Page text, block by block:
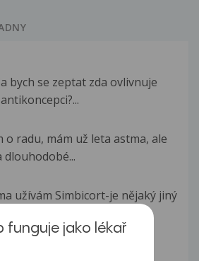
bych se zeptat zda ovlivnuje
o radu, mám už leta astma, ale
dlouhodobé...
užívám Simbicort-je nějaký jiný
kortikoidy.Slyšela...
jsem se,že existuje
funguje jako lékař